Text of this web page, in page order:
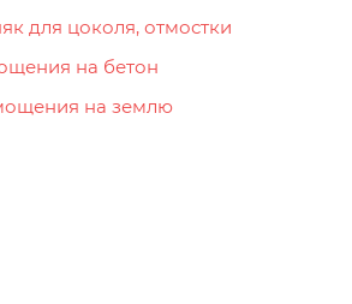
для цоколя, отмостки
на бетон
на землю